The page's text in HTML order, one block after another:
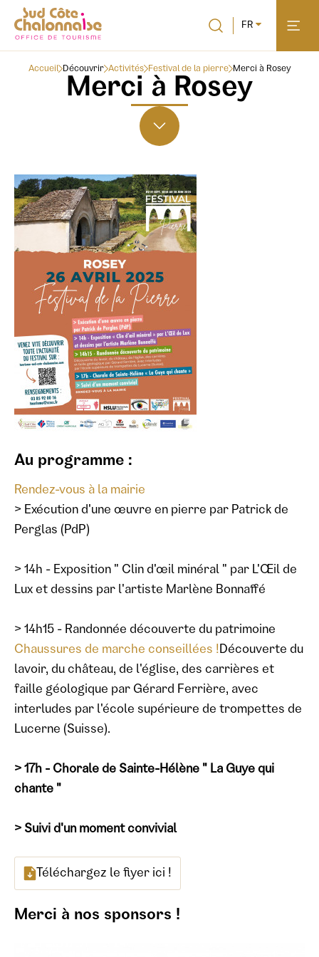
FR
Accueil Découvrir Activités Festival de la pierre Merci à Rosey
Merci à Rosey
Au programme :
Rendez-vous à la mairie
> Exécution d'une œuvre en pierre par Patrick de
Perglas (PdP)
> 14h - Exposition " Clin d'œil minéral " par L'Œil de
Lux et dessins par l'artiste Marlène Bonnaffé
> 14h15 - Randonnée découverte du patrimoine
Chaussures de marche conseillées !Découverte du
lavoir, du château, de l'église, des carrières et
faille géologique par Gérard Ferrière, avec
interludes par l'école supérieure de trompettes de
Lucerne (Suisse).
> 17h - Chorale de Sainte-Hélène " La Guye qui
chante "
> Suivi d'un moment convivial
Téléchargez le flyer ici !
Merci à nos sponsors !